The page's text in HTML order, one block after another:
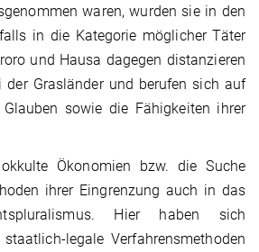
waren, wurden sie in den
in die Kategorie möglicher Täter
und Hausa dagegen distanzieren
der Grasländer und berufen sich auf
sowie die Fähigkeiten ihrer
Ökonomien bzw. die Suche
ihrer Eingrenzung auch in das
Hier haben sich
staatlich-legale Verfahrensmethoden